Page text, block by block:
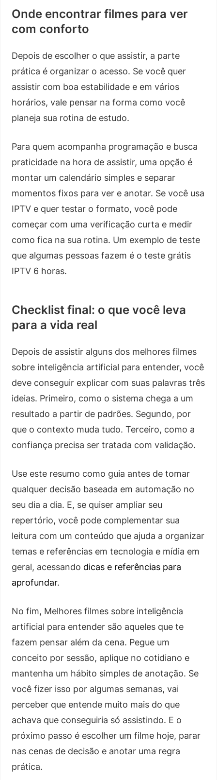
Onde encontrar filmes para ver
com conforto
Depois de escolher o que assistir, a parte
prática é organizar o acesso. Se você quer
assistir com boa estabilidade e em vários
horários, vale pensar na forma como você
planeja sua rotina de estudo.
Para quem acompanha programação e busca
praticidade na hora de assistir, uma opção é
montar um calendário simples e separar
momentos fixos para ver e anotar. Se você usa
IPTV e quer testar o formato, você pode
começar com uma verificação curta e medir
como fica na sua rotina. Um exemplo de teste
que algumas pessoas fazem é o teste grátis
IPTV 6 horas.
Checklist final: o que você leva
para a vida real
Depois de assistir alguns dos melhores filmes
sobre inteligência artificial para entender, você
deve conseguir explicar com suas palavras três
ideias. Primeiro, como o sistema chega a um
resultado a partir de padrões. Segundo, por
que o contexto muda tudo. Terceiro, como a
confiança precisa ser tratada com validação.
Use este resumo como guia antes de tomar
qualquer decisão baseada em automação no
seu dia a dia. E, se quiser ampliar seu
repertório, você pode complementar sua
leitura com um conteúdo que ajuda a organizar
temas e referências em tecnologia e mídia em
geral, acessando dicas e referências para
aprofundar.
No fim, Melhores filmes sobre inteligência
artificial para entender são aqueles que te
fazem pensar além da cena. Pegue um
conceito por sessão, aplique no cotidiano e
mantenha um hábito simples de anotação. Se
você fizer isso por algumas semanas, vai
perceber que entende muito mais do que
achava que conseguiria só assistindo. E o
próximo passo é escolher um filme hoje, parar
nas cenas de decisão e anotar uma regra
prática.